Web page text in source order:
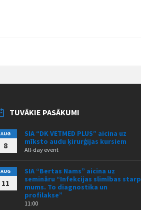
TUVĀKIE PASĀKUMI
AUG
8
SIA “DK VETMED PLUS” aicina uz
mīksto audu ķirurģijas kursiem
All-day event
AUG
11
SIA “Bertas Nams” aicina uz
semināru “Infekcijas slimības starp
mums. To diagnostika un
profilakse”
11:00